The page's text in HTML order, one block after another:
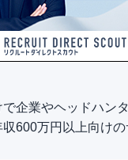
企業やヘッドハン
600万円以上向けの